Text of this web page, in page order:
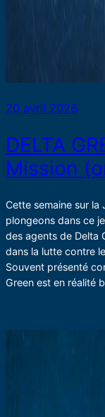
20 avril 2026
DELTA
Mission
Cette semaine sur la
plongeons dans ce
des agents de Delta
dans la lutte contre
Souvent présenté
Green est en réalité